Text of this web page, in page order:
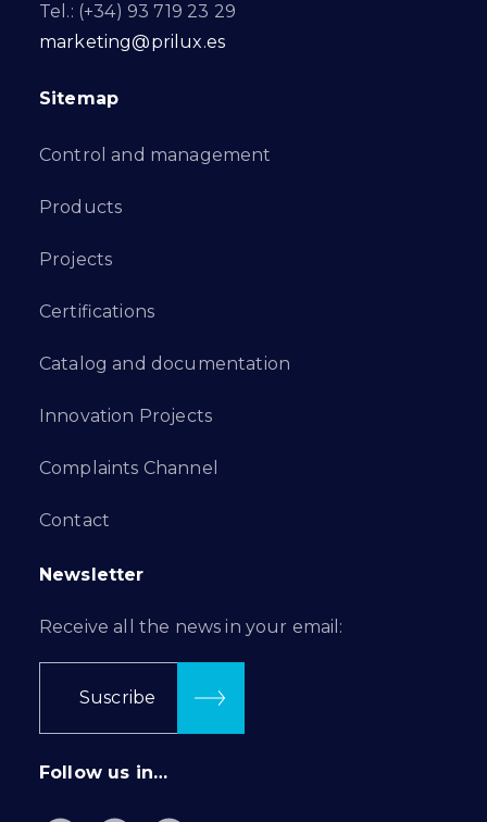
Tel.: (+34) 93 719 23 29
marketing@prilux.es
Sitemap
Control and management
Products
Projects
Certifications
Catalog and documentation
Innovation Projects
Complaints Channel
Contact
Newsletter
Receive all the news in your email:
Suscribe
Follow us in…